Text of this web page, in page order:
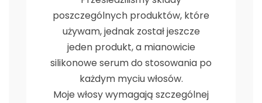
poszczególnych produktów, które
używam, jednak został jeszcze
jeden produkt, a mianowicie
silikonowe serum do stosowania po
każdym myciu włosów.
Moje włosy wymagają szczególnej